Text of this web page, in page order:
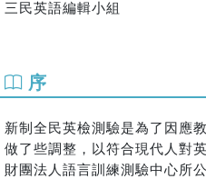
三民英語編輯小組
序
新制全民英檢測驗是為了因應
做了些調整，以符合現代人對
財團法人語言訓練測驗中心所